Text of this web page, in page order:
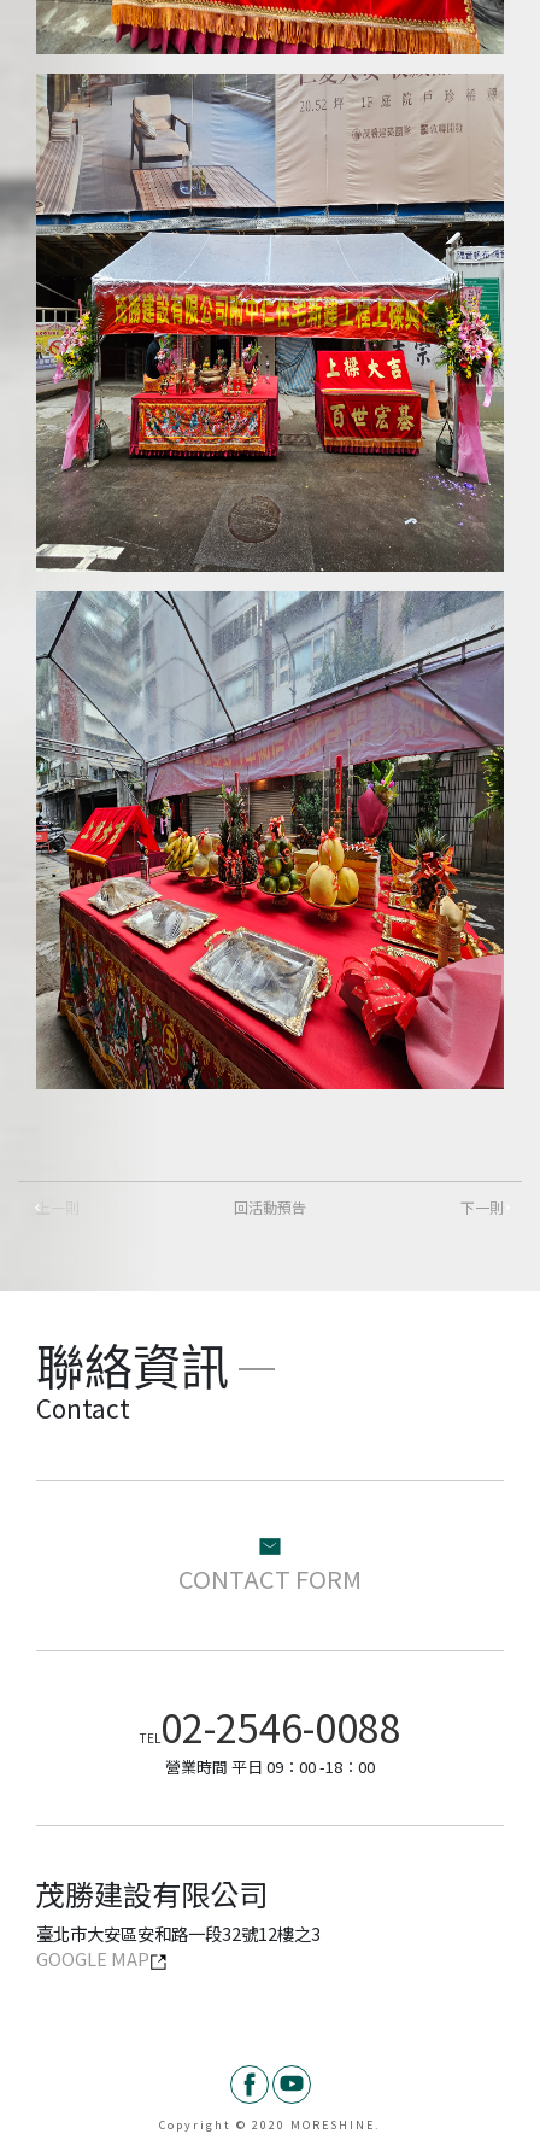
上一則 回活動預告 下一則
聯絡資訊
Contact
CONTACT FORM
TEL02-2546-0088
營業時間 平日 09：00 -18：00
茂勝建設有限公司
臺北市大安區安和路一段32號12樓之3
GOOGLE MAP
Copyright © 2020 MORESHINE.